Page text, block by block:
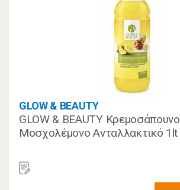
GLOW & BEAUTY
GLOW & BEAUTY Κρεμοσάπουνο
Μοσχολέμονο Ανταλλακτικό 1lt